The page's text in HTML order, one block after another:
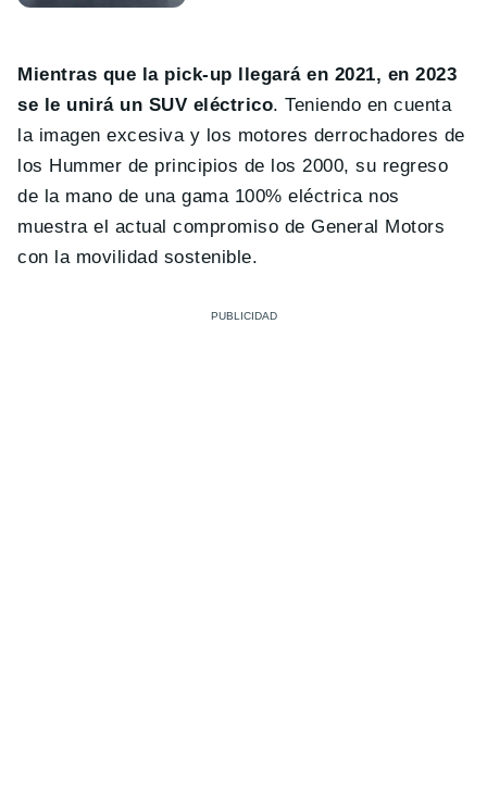
Mientras que la pick-up llegará en 2021, en 2023
se le unirá un SUV eléctrico. Teniendo en cuenta
la imagen excesiva y los motores derrochadores de
los Hummer de principios de los 2000, su regreso
de la mano de una gama 100% eléctrica nos
muestra el actual compromiso de General Motors
con la movilidad sostenible.